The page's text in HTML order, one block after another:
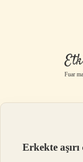
Fuar
Erkekte